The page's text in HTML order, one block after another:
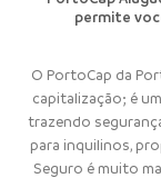
permite
O PortoCap da
capitalização; é
trazendo
para inquilinos,
Seguro é muito